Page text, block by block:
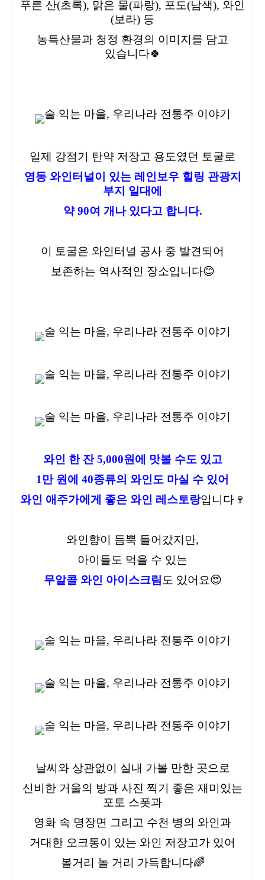
푸른 산(초록), 맑은 물(파랑), 포도(남색), 와인
(보라) 등
농특산물과 청정 환경의 이미지를 담고
있습니다🍀
일제 강점기 탄약 저장고 용도였던 토굴로
영동 와인터널이 있는 레인보우 힐링 관광지
부지 일대에
약 90여 개나 있다고 합니다.
이 토굴은 와인터널 공사 중 발견되어
보존하는 역사적인 장소입니다😊
와인 한 잔 5,000원에 맛볼 수도 있고
1만 원에 40종류의 와인도 마실 수 있어
와인 애주가에게 좋은 와인 레스토랑입니다🍷
와인향이 듬뿍 들어갔지만,
아이들도 먹을 수 있는
무알콜 와인 아이스크림 도 있어요😍
날씨와 상관없이 실내 가볼 만한 곳으로
신비한 거울의 방과 사진 찍기 좋은 재미있는
포토 스폿과
영화 속 명장면 그리고 수천 병의 와인과
거대한 오크통이 있는 와인 저장고가 있어
볼거리 놀 거리 가득합니다🌈